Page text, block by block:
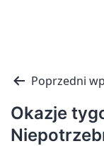
Nawigacja
wpisu
Poprzedni
Okazje